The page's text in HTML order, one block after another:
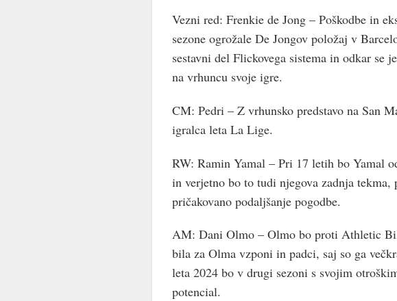
Vezni red: Frenkie de Jong – Poškodbe in
sezone ogrožale De Jongov položaj v
sestavni del Flickovega sistema in odkar
na vrhuncu svoje igre.
CM: Pedri – Z vrhunsko predstavo na San
igralca leta La Lige.
RW: Ramin Yamal – Pri 17 letih bo Yamal
in verjetno bo to tudi njegova zadnja tekma,
pričakovano podaljšanje pogodbe.
AM: Dani Olmo – Olmo bo proti Athletic
bila za Olma vzponi in padci, saj so ga
leta 2024 bo v drugi sezoni s svojim
potencial.